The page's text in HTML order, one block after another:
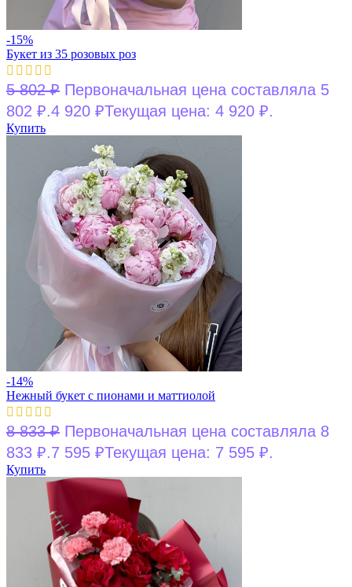
-15%
Букет из 35 розовых роз
5 802₽ Первоначальная цена составляла 5
802 ₽.4 920 ₽Текущая цена: 4 920 ₽.
Купить
-14%
Нежный букет с пионами и маттиолой
8 833₽ Первоначальная цена составляла 8
833 ₽.7 595 ₽Текущая цена: 7 595 ₽.
Купить